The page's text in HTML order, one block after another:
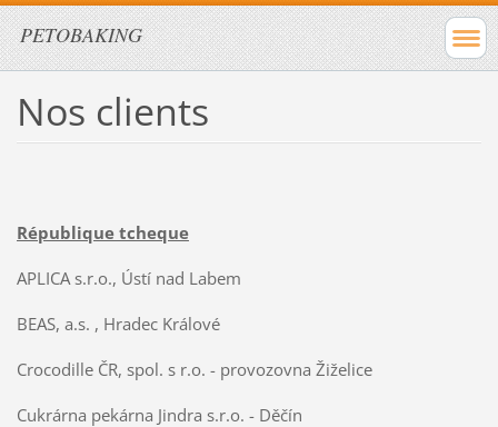
PETOBAKING
Nos clients
République tcheque
APLICA s.r.o., Ústí nad Labem
BEAS, a.s. , Hradec Králové
Crocodille ČR, spol. s r.o. - provozovna Žiželice
Cukrárna pekárna Jindra s.r.o. - Děčín